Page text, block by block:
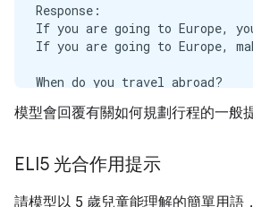
Response:
If you are going to Europe,
If you are going to Europe,
When do you travel abroad?
Response:
The most common reason to
模型會回覆有關如何規劃行程的一般
ELI5 光合作用提示
請模型以 5 歲兒童能理解的簡單用語